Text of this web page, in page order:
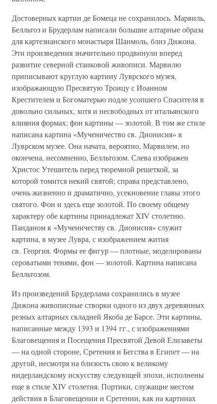
Достоверных картин де Бомеца не сохранилось. Марвиль,
Белльтоз и Брудерлам написали большие алтарные образа
для картезианского монастыря Шанмоль, близ Дижона.
Эти произведения значительно продвинули вперед
развитие северной станковой живописи. Марвилю
приписывают круглую картину Луврского музея,
изображающую Пресвятую Троицу с Иоанном
Крестителем и Богоматерью подле усопшего Спасителя в
довольно сильных, хотя и несвободных от итальянского
влияния формах; фон картины — золотой. В том же стиле
написана картина «Мученичество св. Дионисия» в
Луврском музее. Она начата, вероятно, Марвилем, но
окончена, несомненно, Белльтозом. Слева изображен
Христос Утешитель перед тюремной решеткой, за
которой томится некий святой; справа представлено,
очень жизненно и драматично, усекновение главы этого
святого. Фон и здесь еще золотой. По своему общему
характеру обе картины принадлежат XIV столетию.
Панданом к «Мученичеству св. Дионисия» служит
картина, в музее Лувра, с изображением жития
св. Георгия. Формы ее фигур — плотные, моделированы
сероватыми тенями, фон — золотой. Картина написана
Белльтозом.
Из произведений Брудерлама сохранились в музее
Дижона живописные створки одного из двух деревянных
резных алтарных складней Якоба де Барсе. Эти картины,
написанные между 1393 и 1394 гг., с изображениями
Благовещения и Посещения Пресвятой Девой Елизаветы
— на одной стороне, Сретения и Бегства в Египет — на
другой, несмотря на близость свою к великому
нидерландскому искусству следующей эпохи, исполнены
еще в стиле XIV столетия. Портики, служащие местом
действия в Благовещении и Сретении, как на картинах